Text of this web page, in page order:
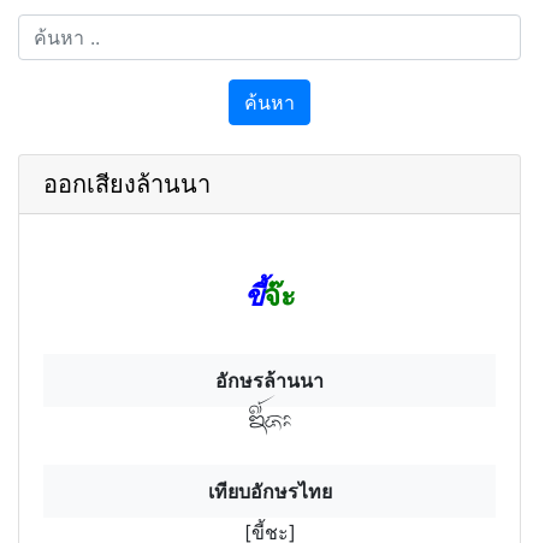
ค้นหา
ออกเสียงล้านนา
ขี้จ๊ะ
อักษรล้านนา
ขี้ชะ
เทียบอักษรไทย
[ขี้ชะ]